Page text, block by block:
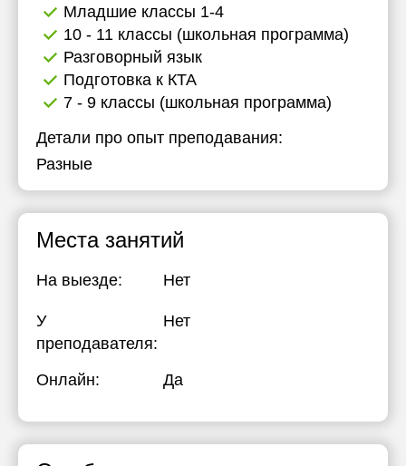
Младшие классы 1-4
10 - 11 классы (школьная программа)
Разговорный язык
Подготовка к КТА
7 - 9 классы (школьная программа)
Детали про опыт преподавания:
Разные
Места занятий
На выезде: Нет
У
преподавателя:
Нет
Онлайн: Да